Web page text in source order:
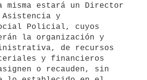
estará un Director
Asistencia y
Policial, cuyos
la organización y
de recursos
y financieros
o recauden, sin